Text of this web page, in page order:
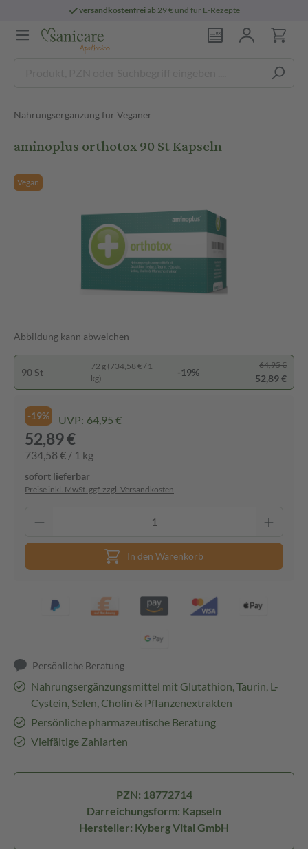
versandkostenfreiab 29 € und für E-Rezepte
Nahrungsergänzung für Veganer
aminoplus orthotox 90 St Kapseln
Vegan
Abbildung kann abweichen
90 St
72 g (734,58 € / 1
kg)
-19%
64,95 €
52,89 €
-19% UVP: 64,95 €
52,89 €
734,58 € / 1 kg
sofort lieferbar
Preise inkl. MwSt. ggf. zzgl. Versandkosten
In den Warenkorb
Persönliche Beratung
Nahrungsergänzungsmittel mit Glutathion, Taurin, L-
Cystein, Selen, Cholin & Pflanzenextrakten
Persönliche pharmazeutische Beratung
Vielfältige Zahlarten
PZN: 18772714
Darreichungsform: Kapseln
Hersteller: Kyberg Vital GmbH